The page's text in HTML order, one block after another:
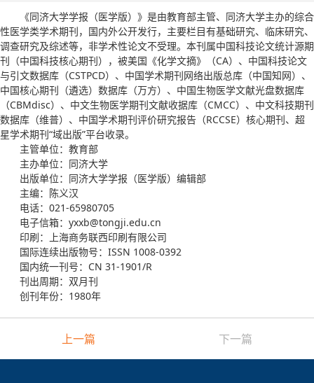
《同济大学学报（医学版）》是由教育部主管、同济大学主办的综合
性医学类学术期刊，国内外公开发行，主要栏目有基础研究、临床研究、
调查研究及综述等，非学术性论文不受理。本刊属中国科技论文统计源期
刊（中国科技核心期刊），被美国《化学文摘》（CA）、中国科技论文
与引文数据库（CSTPCD）、中国学术期刊网络出版总库（中国知网）、
中国核心期刊（遴选）数据库（万方）、中国生物医学文献光盘数据库
（CBMdisc）、中文生物医学期刊文献收据库（CMCC）、中文科技期刊
数据库（维普）、中国学术期刊评价研究报告（RCCSE）核心期刊、超
星学术期刊“域出版”平台收录。
主管单位：教育部
主办单位：同济大学
出版单位：同济大学学报（医学版）编辑部
主编：陈义汉
电话：021-65980705
电子信箱：yxxb@tongji.edu.cn
印刷：上海商务联西印刷有限公司
国际连续出版物号：ISSN 1008-0392
国内统一刊号：CN 31-1901/R
刊出周期：双月刊
创刊年份：1980年
上一篇 下一篇